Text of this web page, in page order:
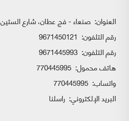
العنوان: صنعاء - فج عطان، شارع الستين
رقم التلفون: 9671450121
رقم التلفون: 9671445993
هاتف محمول: 770445995
واتساب:
البريد الإلكتروني: راسلنا